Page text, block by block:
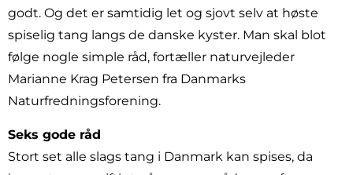
godt. Og det er samtidig let og sjovt selv at høste
spiselig tang langs de danske kyster. Man skal blot
følge nogle simple råd, fortæller naturvejleder
Marianne Krag Petersen fra Danmarks
Naturfredningsforening.
Seks gode råd
Stort set alle slags tang i Danmark kan spises, da